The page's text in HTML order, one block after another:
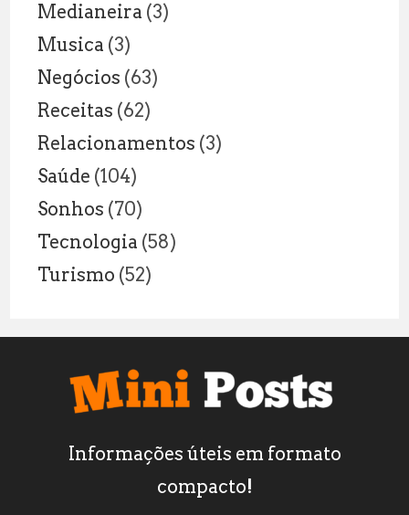
Medianeira (3)
Musica (3)
Negócios (63)
Receitas (62)
Relacionamentos (3)
Saúde (104)
Sonhos (70)
Tecnologia (58)
Turismo (52)
Informações úteis em formato
compacto!